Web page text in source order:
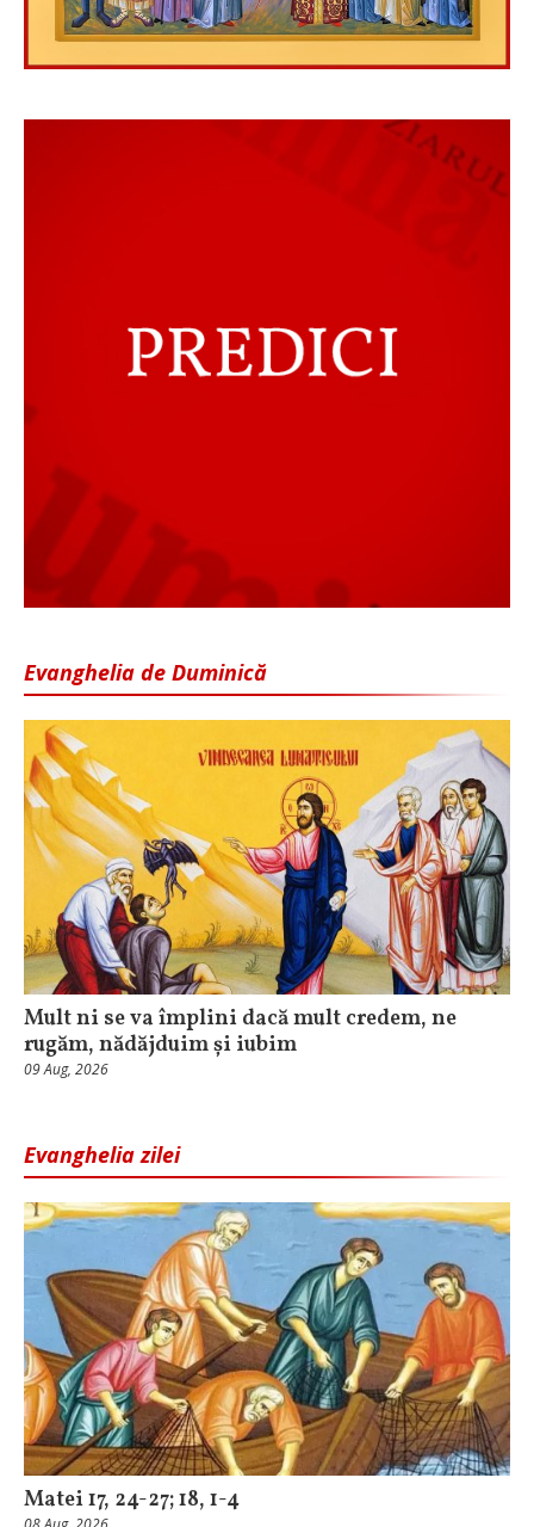
Evanghelia de Duminică
Mult ni se va împlini dacă mult credem, ne
rugăm, nădăjduim și iubim
09 Aug, 2026
Evanghelia zilei
Matei 17, 24-27; 18, 1-4